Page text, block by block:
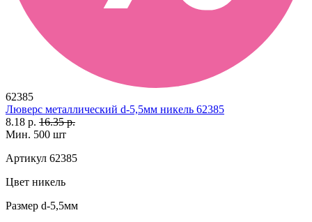
62385
Люверс металлический d-5,5мм никель 62385
8.18 р. 16.35 р.
Мин. 500 шт
Артикул 62385
Цвет никель
Размер d-5,5мм